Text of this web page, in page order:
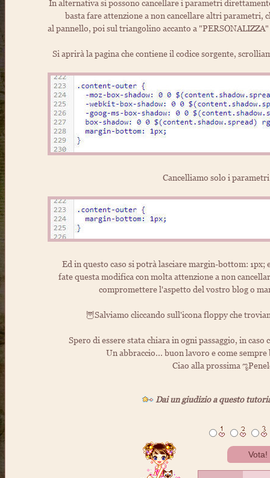
In alternativa si possono cancellare i parametri
basta fare attenzione a non cancellare altri parametri,
al pannello, poi sul triangolino accanto a
Si aprirà la pagina che contiene il codice sorgente,
Cancelliamo solo i
Ed in questo caso si potrà lasciare margin-bottom:
fate questa modifica con molta attenzione a non
compromettere l'aspetto del vostro blog o
🦉Salviamo cliccando sull'icona floppy che
Spero di essere stata chiara in ogni passaggio, in
Un abbraccio... buon lavoro e come
Ciao alla prossima
Dai un giudizio a questo